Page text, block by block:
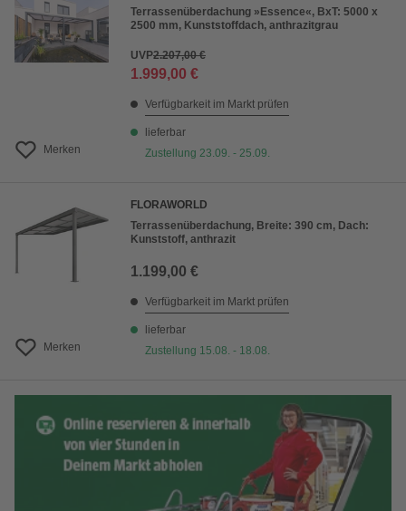
Merken
Terrassenüberdachung »Essence«, BxT: 5000 x
2500 mm, Kunststoffdach, anthrazitgrau
UVP2.207,00 €
1.999,00 €
Verfügbarkeit im Markt prüfen
lieferbar
Zustellung 23.09. - 25.09.
Merken
FLORAWORLD
Terrassenüberdachung, Breite: 390 cm, Dach:
Kunststoff, anthrazit
1.199,00 €
Verfügbarkeit im Markt prüfen
lieferbar
Zustellung 15.08. - 18.08.